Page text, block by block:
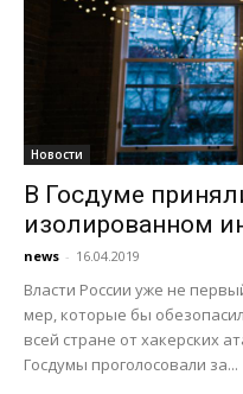
Новости
В Госдуме
изолированном
news - 16.04.2019
Власти России уже не
мер, которые бы
всей стране от хакерских
Госдумы проголосовали за...